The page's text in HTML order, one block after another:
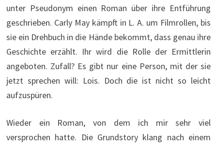
unter Pseudonym einen Roman über ihre Entführung
geschrieben. Carly May kämpft in L. A. um Filmrollen, bis
sie ein Drehbuch in die Hände bekommt, dass genau ihre
Geschichte erzählt. Ihr wird die Rolle der Ermittlerin
angeboten. Zufall? Es gibt nur eine Person, mit der sie
jetzt sprechen will: Lois. Doch die ist nicht so leicht
aufzuspüren.
Wieder ein Roman, von dem ich mir sehr viel
versprochen hatte. Die Grundstory klang nach einem